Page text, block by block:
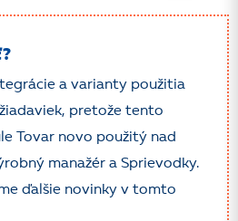
a varianty použitia
pretože tento
Tovar novo použitý nad
manažér a Sprievodky.
ďalšie novinky v tomto